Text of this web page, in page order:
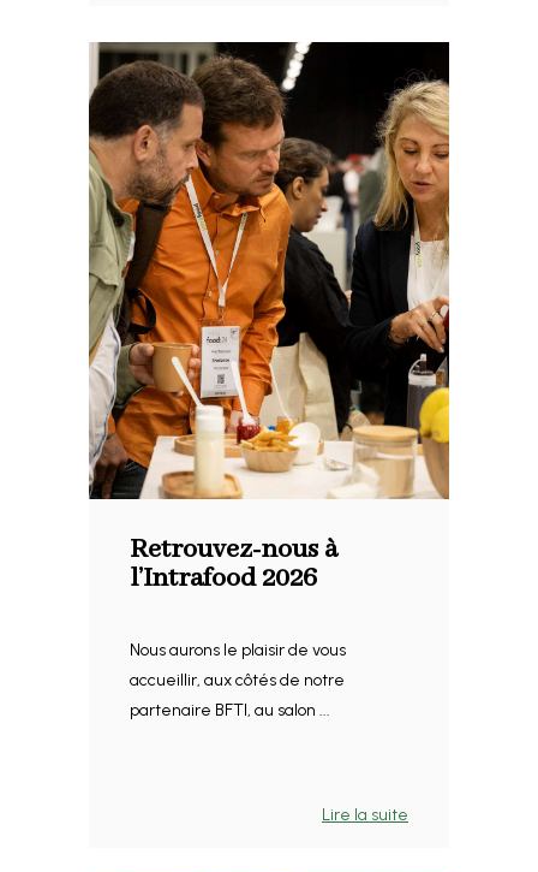
Retrouvez-nous à
l’Intrafood 2026
Nous aurons le plaisir de vous
accueillir, aux côtés de notre
partenaire BFTI, au salon ...
Lire la suite